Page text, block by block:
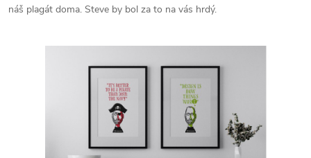
náš plagát doma. Steve by bol za to na vás hrdý.